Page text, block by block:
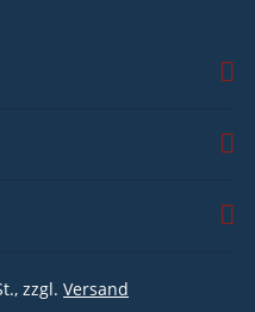
zzgl. Versand